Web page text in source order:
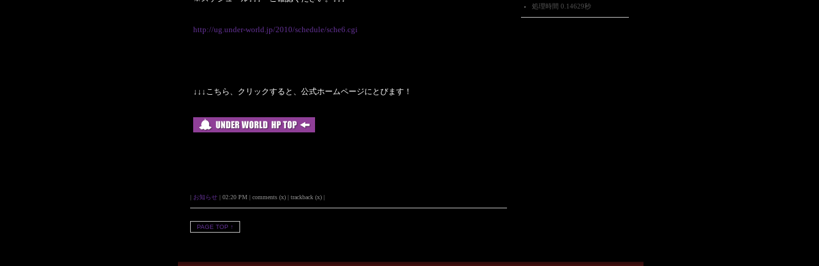
処理時間 0.14629秒
http://ug.under-world.jp/2010/schedule/sche6.cgi
↓↓↓こちら、クリックすると、公式ホームページにとびます！
| お知らせ | 02:20 PM | comments (x) | trackback (x) |
PAGE TOP ↑